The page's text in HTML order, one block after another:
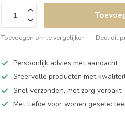
Toevoegen om te vergelijken Deel dit
Persoonlijk advies met aandacht
Sfeervolle producten met
Snel verzonden, met zorg verpakt
Met liefde voor wonen